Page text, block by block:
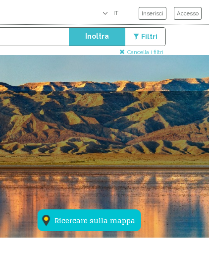
Inserisci Accesso
Inoltra Filtri
Cancella i filtri
Ricercare sulla mappa